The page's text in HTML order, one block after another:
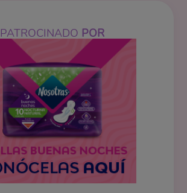
PATROCINADO POR